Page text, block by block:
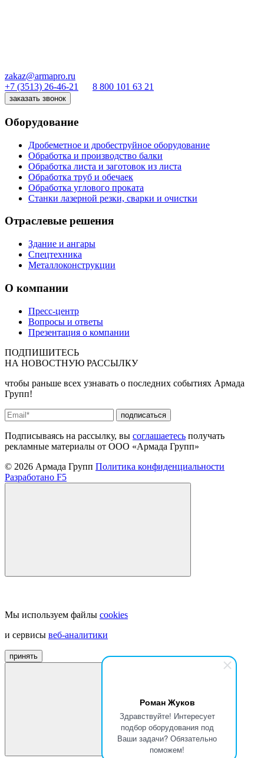
Роман Жуков
Здравствуйте! Интересует
подбор оборудования под
Ваши задачи? Обязательно
поможем!
zakaz@armapro.ru
+7 (3513) 26-46-21
8 800 101 63 21
заказать звонок
Оборудование
Дробеметное и дробеструйное оборудование
Обработка и производство балки
Обработка листа и заготовок из листа
Обработка труб и обечаек
Обработка углового проката
Станки лазерной резки, сварки и очистки
Отраслевые решения
Здание и ангары
Спецтехника
Металлоконструкции
О компании
Пресс-центр
Вопросы и ответы
Презентация о компании
ПОДПИШИТЕСЬ
НА НОВОСТНУЮ РАССЫЛКУ
чтобы раньше всех узнавать о последних событиях Армада
Групп!
подписаться
Подписываясь на рассылку, вы соглашаетесь получать
рекламные материалы от ООО «Армада Групп»
© 2026 Армада Групп Политика конфиденциальности
Разработано F5
Мы используем файлы cookies
и сервисы веб-аналитики
принять